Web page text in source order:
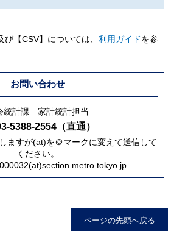
【CSV】については、 利用ガイドを参
お問い合わせ
統計課 家計統計担当
5388-2554（直通）
ますが(at)を＠マークに変えて送信して
ください。
ページの先頭へ戻る